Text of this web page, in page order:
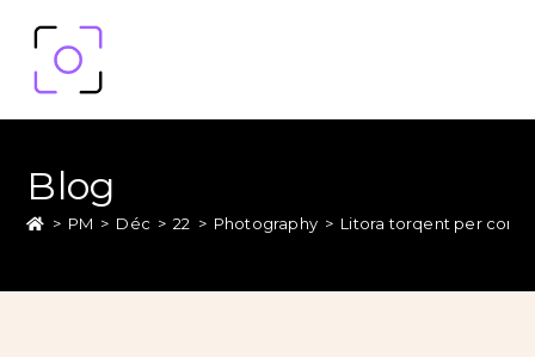
Blog
> PM > Déc > 22 > Photography > Litora torqent per